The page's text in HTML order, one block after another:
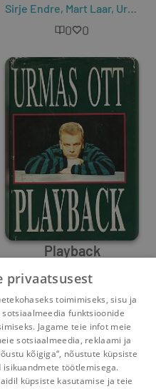
Sirje Endre, Mart Laar, Urmas Ott
0 0
Playback
0 5
Teated Konto
privaatsusest
toimimiseks, sisu ja
funktsioonide
Jagame teie infot meie
sotsiaalmeedia, reklaami ja
kõigiga“, nõustute küpsiste
töötlemisega.
küpsiste kasutamise ja teie